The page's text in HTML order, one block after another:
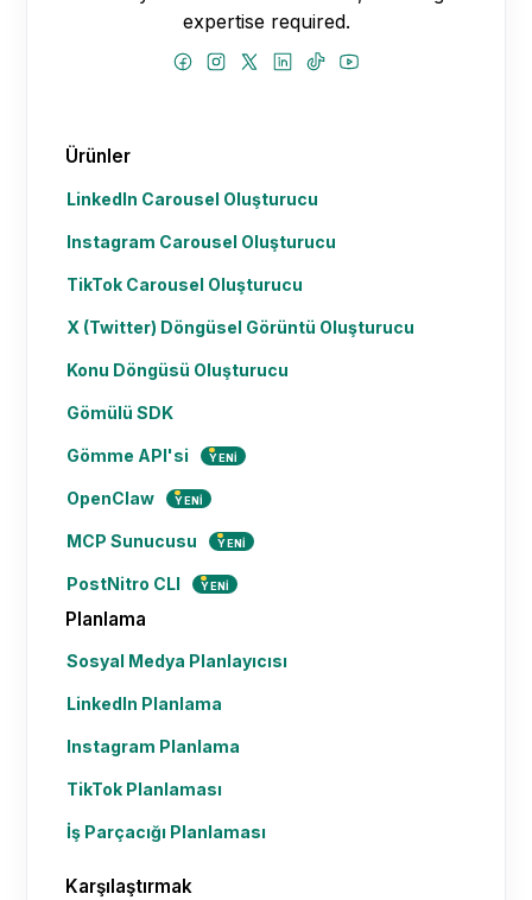
expertise required.
Ürünler
LinkedIn Carousel Oluşturucu
Instagram Carousel Oluşturucu
TikTok Carousel Oluşturucu
X (Twitter) Döngüsel Görüntü Oluşturucu
Konu Döngüsü Oluşturucu
Gömülü SDK
Gömme API'si YENI
OpenClaw YENI
MCP Sunucusu YENI
PostNitro CLI YENI
Planlama
Sosyal Medya Planlayıcısı
LinkedIn Planlama
Instagram Planlama
TikTok Planlaması
İş Parçacığı Planlaması
Karşılaştırmak